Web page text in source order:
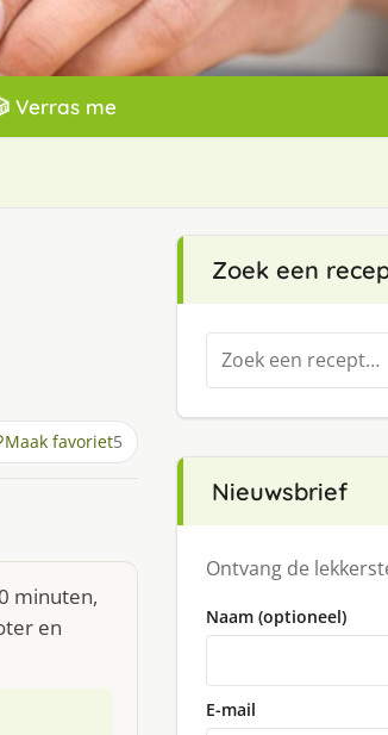
Verras me
Maak favoriet5
minuten,
en
Zoek een
Zoeken
naar:
Nieuwsbrief
Ontvang de
Naam (optioneel)
E-mail